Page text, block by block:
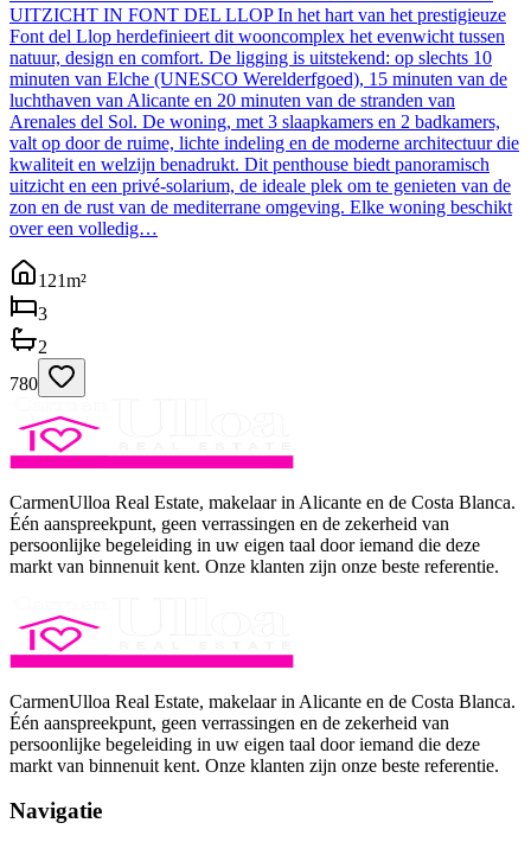
UITZICHT IN FONT DEL LLOP In het hart van het prestigieuze
Font del Llop herdefinieert dit wooncomplex het evenwicht tussen
natuur, design en comfort. De ligging is uitstekend: op slechts 10
minuten van Elche (UNESCO Werelderfgoed), 15 minuten van de
luchthaven van Alicante en 20 minuten van de stranden van
Arenales del Sol. De woning, met 3 slaapkamers en 2 badkamers,
valt op door de ruime, lichte indeling en de moderne architectuur die
kwaliteit en welzijn benadrukt. Dit penthouse biedt panoramisch
uitzicht en een privé-solarium, de ideale plek om te genieten van de
zon en de rust van de mediterrane omgeving. Elke woning beschikt
over een volledig…
121m²
3
2
780
CarmenUlloa Real Estate, makelaar in Alicante en de Costa Blanca.
Één aanspreekpunt, geen verrassingen en de zekerheid van
persoonlijke begeleiding in uw eigen taal door iemand die deze
markt van binnenuit kent. Onze klanten zijn onze beste referentie.
CarmenUlloa Real Estate, makelaar in Alicante en de Costa Blanca.
Één aanspreekpunt, geen verrassingen en de zekerheid van
persoonlijke begeleiding in uw eigen taal door iemand die deze
markt van binnenuit kent. Onze klanten zijn onze beste referentie.
Navigatie